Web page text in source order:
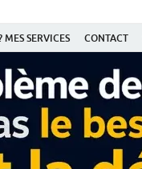
MES SERVICES CONTACT